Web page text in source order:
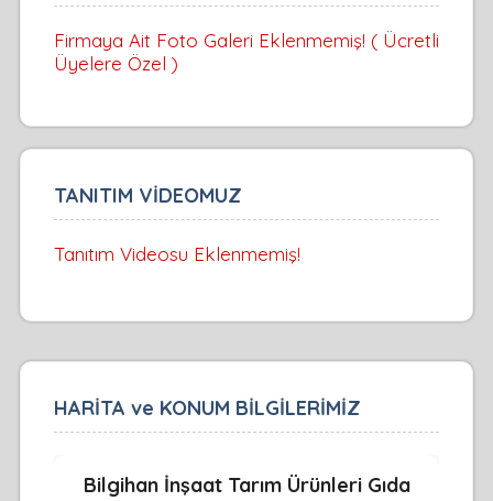
Firmaya Ait Foto Galeri Eklenmemiş! ( Ücretli
Üyelere Özel )
TANITIM VİDEOMUZ
Tanıtım Videosu Eklenmemiş!
HARİTA ve KONUM BİLGİLERİMİZ
Bilgihan İnşaat Tarım Ürünleri Gıda